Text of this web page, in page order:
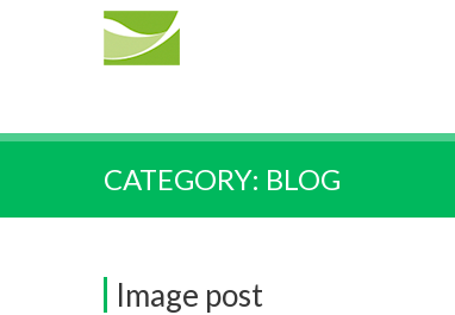
CATEGORY: BLOG
Image post